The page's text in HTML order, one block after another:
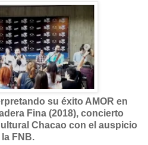
su éxito AMOR en
Fina (2018), concierto
Chacao con el auspicio
FNB.